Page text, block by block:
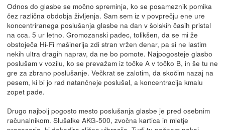
Odnos do glasbe se močno spreminja, ko se posameznik pomika
čez različna obdobja življenja. Sam sem iz v povprečju ene ure
koncentriranega poslušanja glasbe na dan v šolskih časih pristal
na cca. 5 ur letno. Gromozanski padec, tolikšen, da se mi že
obstoječa Hi-Fi mašinerija zdi stran vržen denar, pa si ne lastim
nekih ultra dragih naprav, da ne bo pomote. Najpogosteje glasbo
poslušam v vozilu, ko se prevažam iz točke A v točko B, in še tu ne
gre za zbrano poslušanje. Večkrat se zalotim, da skočim nazaj na
pesem, ki bi jo rad natančneje poslušal, a koncentracija kmalu
zopet pade.
Drugo najbolj pogosto mesto poslušanja glasbe je pred osebnim
računalnikom. Slušalke AKG-500, zvočna kartica in mletje